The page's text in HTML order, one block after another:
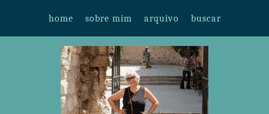
home sobre mim arquivo buscar